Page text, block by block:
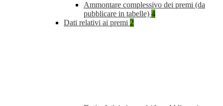
Ammontare complessivo dei premi (da
pubblicare in tabelle) 4
Dati relativi ai premi 2